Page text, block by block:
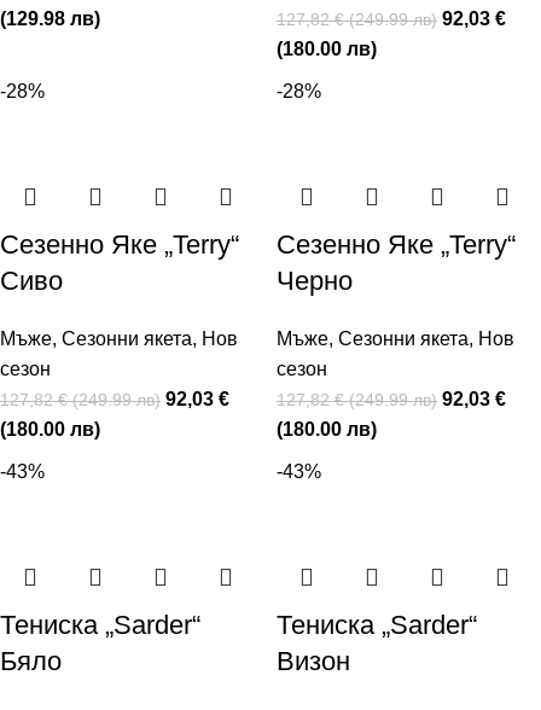
(129.98 лв)
127,82 € (249.99 лв) 92,03 €
(180.00 лв)
-28%
Сезенно Яке „Terry“
Сиво
Мъже, Сезонни якета, Нов
сезон
127,82 € (249.99 лв) 92,03 €
(180.00 лв)
-28%
Сезенно Яке „Terry“
Черно
Мъже, Сезонни якета, Нов
сезон
127,82 € (249.99 лв) 92,03 €
(180.00 лв)
-43%
Тениска „Sarder“
Бяло
-43%
Тениска „Sarder“
Визон